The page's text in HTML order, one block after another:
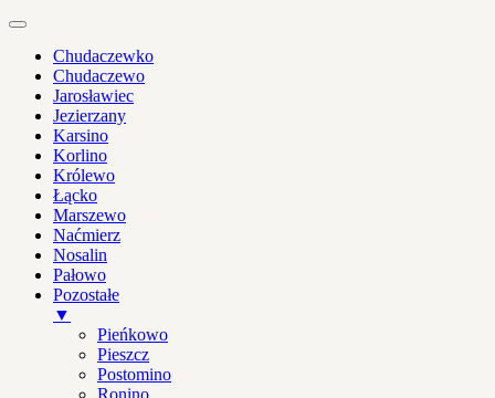
Chudaczewko
Chudaczewo
Jarosławiec
Jezierzany
Karsino
Korlino
Królewo
Łącko
Marszewo
Naćmierz
Nosalin
Pałowo
Pozostałe
▼
Pieńkowo
Pieszcz
Postomino
Ronino